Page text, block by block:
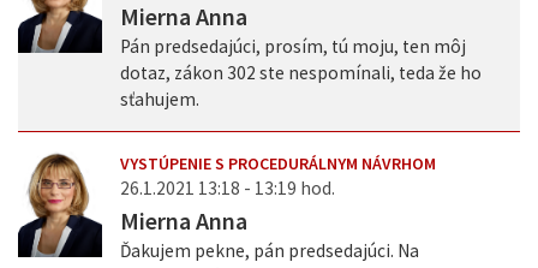
Mierna Anna
Pán predsedajúci, prosím, tú moju, ten môj
dotaz, zákon 302 ste nespomínali, teda že ho
sťahujem.
VYSTÚPENIE S PROCEDURÁLNYM NÁVRHOM
26.1.2021 13:18 - 13:19 hod.
Mierna Anna
Ďakujem pekne, pán predsedajúci. Na